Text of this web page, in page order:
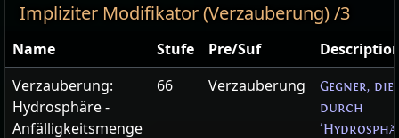
Impliziter Modifikator (Verzauberung) /3
Name Stufe Pre/Suf
Verzauberung:
Hydrosphäre -
Anfälligkeitsmenge
66 Verzauberung
Gegner, die
durch